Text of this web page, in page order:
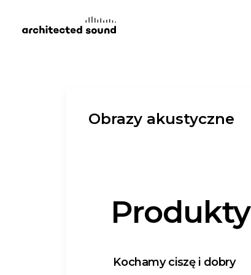
Obrazy akustyczne
Produkty
Kochamy ciszę i dobry